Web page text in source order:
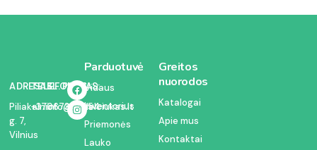
ADRESAS:
Piliakalnio
g. 7,
Vilnius
TELEFONAS:
+37067350054
EL. PAŠTAS:
info@kodelciukas.lt
Parduotuvė
Vidaus
inventorius
Priemonės
Lauko
Greitos
nuorodos
Katalogai
Apie mus
Kontaktai